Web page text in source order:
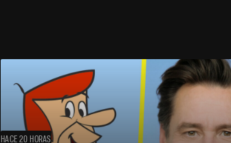
HACE 20 HORAS